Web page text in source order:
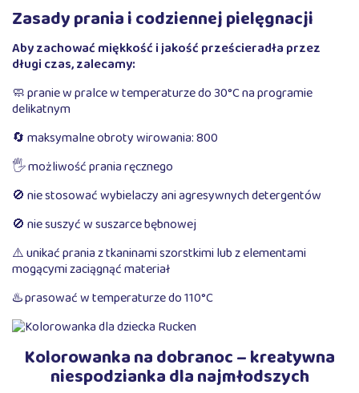
Zasady prania i codziennej pielęgnacji
Aby zachować miękkość i jakość prześcieradła przez
długi czas, zalecamy:
🧼 pranie w pralce w temperaturze do 30°C na programie
delikatnym
🔄 maksymalne obroty wirowania: 800
🖐️ możliwość prania ręcznego
🚫 nie stosować wybielaczy ani agresywnych detergentów
🚫 nie suszyć w suszarce bębnowej
⚠️ unikać prania z tkaninami szorstkimi lub z elementami
mogącymi zaciągnąć materiał
♨️ prasować w temperaturze do 110°C
Kolorowanka na dobranoc – kreatywna
niespodzianka dla najmłodszych